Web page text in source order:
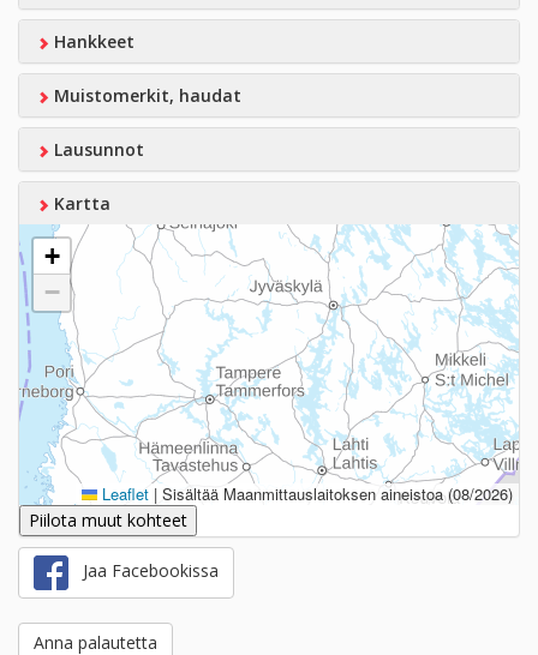
Hankkeet
Muistomerkit, haudat
Lausunnot
Kartta
+
−
Leaflet | Sisältää Maanmittauslaitoksen aineistoa (08/2026)
Piilota muut kohteet
Jaa Facebookissa
Anna palautetta